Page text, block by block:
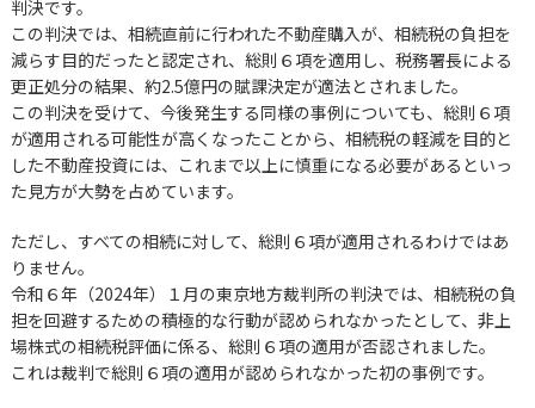
判決です。
この判決では、相続直前に行われた不動産購入が、相続税の負担を
減らす目的だったと認定され、総則６項を適用し、税務署長による
更正処分の結果、約2.5億円の賦課決定が適法とされました。
この判決を受けて、今後発生する同様の事例についても、総則６項
が適用される可能性が高くなったことから、相続税の軽減を目的と
した不動産投資には、これまで以上に慎重になる必要があるといっ
た見方が大勢を占めています。
ただし、すべての相続に対して、総則６項が適用されるわけではあ
りません。
令和６年（2024年）１月の東京地方裁判所の判決では、相続税の負
担を回避するための積極的な行動が認められなかったとして、非上
場株式の相続税評価に係る、総則６項の適用が否認されました。
これは裁判で総則６項の適用が認められなかった初の事例です。